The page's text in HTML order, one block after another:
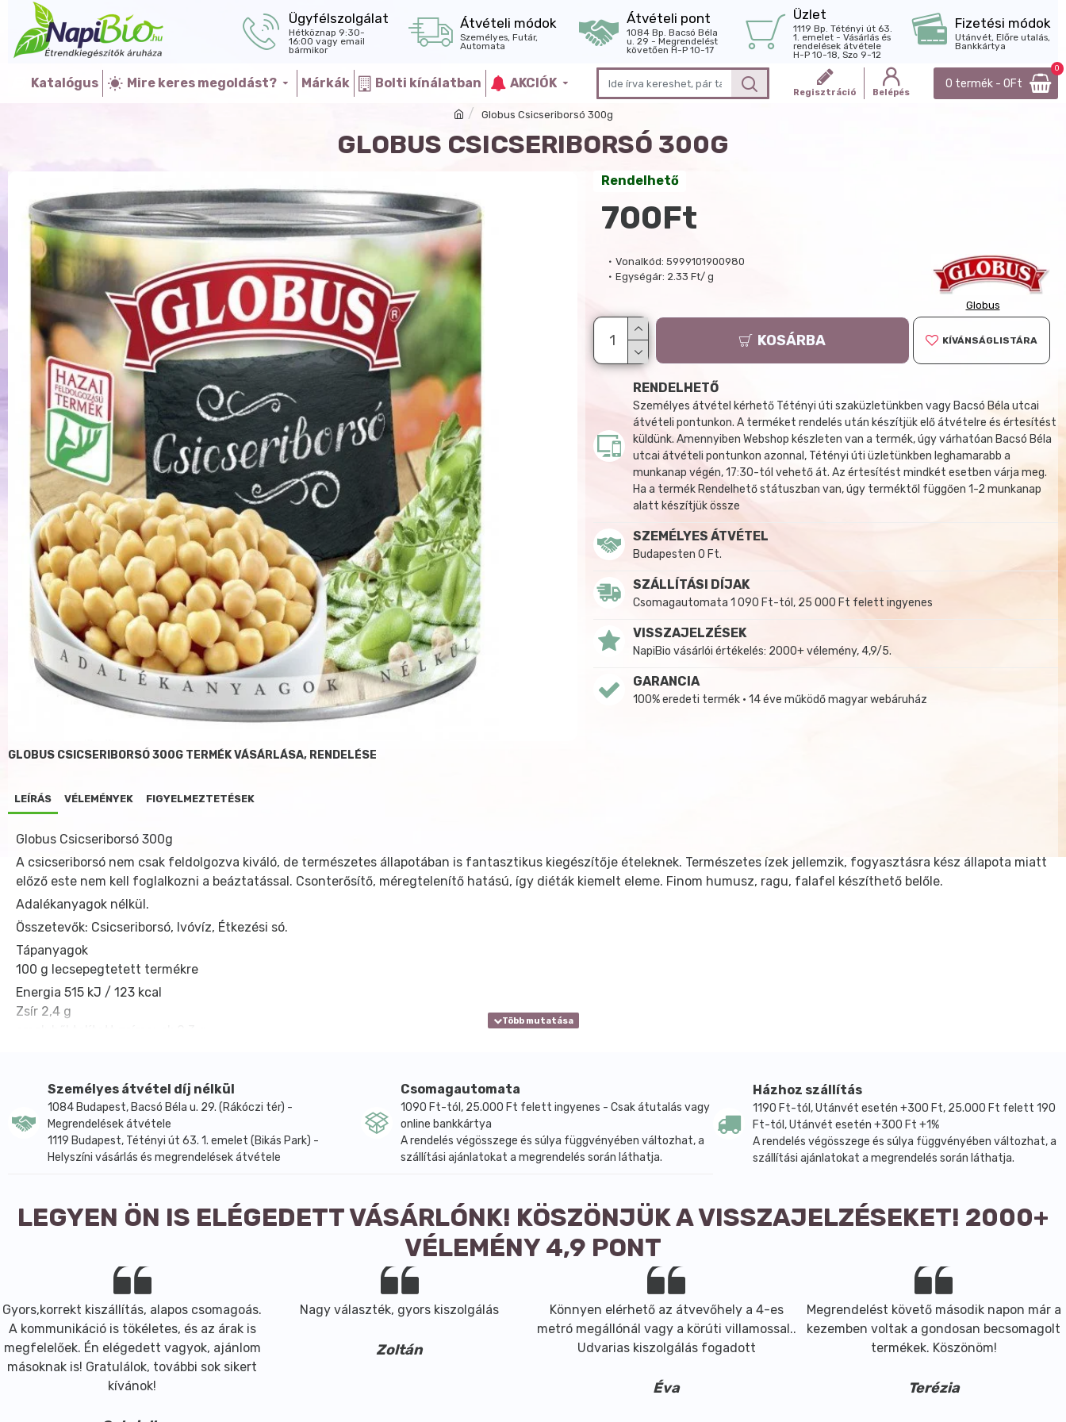
Ügyfélszolgálat
Hétköznap 9:30-
16:00 vagy email
bármikor
Átvételi módok
Személyes, Futár,
Automata
Átvételi pont
1084 Bp. Bacsó Béla
u. 29 - Megrendelést
követően H-P 10-17
Üzlet
1119 Bp. Tétényi út 63.
1. emelet - Vásárlás és
rendelések átvétele
H-P 10-18, Szo 9-12
Fizetési módok
Utánvét, Előre utalás,
Bankkártya
Katalógus Mire keres megoldást? Márkák Bolti kínálatban AKCIÓK
Regisztráció Belépés
0 termék - 0Ft
0
Globus Csicseriborsó 300g
GLOBUS CSICSERIBORSÓ 300G
Vonalkód: 5999101900980
Egységár: 2.33 Ft/ g
Globus
Rendelhető
700Ft
KOSÁRBA KÍVÁNSÁGLISTÁRA
RENDELHETŐ
Személyes átvétel kérhető Tétényi úti szaküzletünkben vagy Bacsó Béla utcai
átvételi pontunkon. A terméket rendelés után készítjük elő átvételre és értesítést
küldünk. Amennyiben Webshop készleten van a termék, úgy várhatóan Bacsó Béla
utcai átvételi pontunkon azonnal, Tétényi úti üzletünkben leghamarabb a
munkanap végén, 17:30-tól vehető át. Az értesítést mindkét esetben várja meg.
Ha a termék Rendelhető státuszban van, úgy terméktől függően 1-2 munkanap
alatt készítjük össze
SZEMÉLYES ÁTVÉTEL
Budapesten 0 Ft.
SZÁLLÍTÁSI DÍJAK
Csomagautomata 1 090 Ft-tól, 25 000 Ft felett ingyenes
VISSZAJELZÉSEK
NapiBio vásárlói értékelés: 2000+ vélemény, 4,9/5.
GARANCIA
100% eredeti termék • 14 éve működő magyar webáruház
GLOBUS CSICSERIBORSÓ 300G TERMÉK VÁSÁRLÁSA, RENDELÉSE
LEÍRÁS VÉLEMÉNYEK FIGYELMEZTETÉSEK
Globus Csicseriborsó 300g
A csicseriborsó nem csak feldolgozva kiváló, de természetes állapotában is fantasztikus kiegészítője ételeknek. Természetes ízek jellemzik, fogyasztásra kész állapota miatt
előző este nem kell foglalkozni a beáztatással. Csonterősítő, méregtelenítő hatású, így diéták kiemelt eleme. Finom humusz, ragu, falafel készíthető belőle.
Adalékanyagok nélkül.
Összetevők: Csicseriborsó, Ivóvíz, Étkezési só.
Tápanyagok
100 g lecsepegtetett termékre
Energia 515 kJ / 123 kcal
Zsír 2,4 g
Rost 6,3 g
Fehérje 7,1 g
Só 0,63 g
Személyes átvétel díj nélkül
1084 Budapest, Bacsó Béla u. 29. (Rákóczi tér) -
Megrendelések átvétele
1119 Budapest, Tétényi út 63. 1. emelet (Bikás Park) -
Helyszíni vásárlás és megrendelések átvétele
Csomagautomata
1090 Ft-tól, 25.000 Ft felett ingyenes - Csak átutalás vagy
online bankkártya
A rendelés végösszege és súlya függvényében változhat, a
szállítási ajánlatokat a megrendelés során láthatja.
Házhoz szállítás
1190 Ft-tól, Utánvét esetén +300 Ft, 25.000 Ft felett 190
Ft-tól, Utánvét esetén +300 Ft +1%
A rendelés végösszege és súlya függvényében változhat, a
szállítási ajánlatokat a megrendelés során láthatja.
LEGYEN ÖN IS ELÉGEDETT VÁSÁRLÓNK! KÖSZÖNJÜK A VISSZAJELZÉSEKET! 2000+
VÉLEMÉNY 4,9 PONT
Gyors,korrekt kiszállítás, alapos csomagoás.
A kommunikáció is tökéletes, és az árak is
megfelelőek. Én elégedett vagyok, ajánlom
másoknak is! Gratulálok, további sok sikert
kívánok!
Nagy választék, gyors kiszolgálás
Zoltán
Könnyen elérhető az átvevőhely a 4-es
metró megállónál vagy a körúti villamossal..
Udvarias kiszolgálás fogadott
Éva
Megrendelést követő második napon már a
kezemben voltak a gondosan becsomagolt
termékek. Köszönöm!
Terézia